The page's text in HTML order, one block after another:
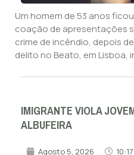
Um homem de 53 anos
coação de apresentações
crime de incêndio, depois
delito no Beato, em Lisboa,
IMIGRANTE VIOLA
ALBUFEIRA
Agosto 5, 2026 10:17